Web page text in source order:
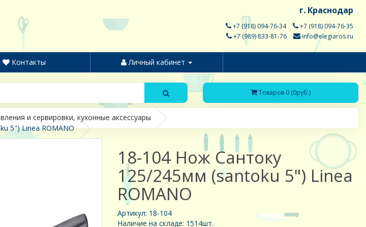
г. Краснодар
+7 (918) 094-76-34
+7 (918) 094-76-35
+7 (989) 833-81-76
info@elegiaros.ru
Контакты Личный кабинет
Товаров 0 (0руб.)
и сервировки, кухонные аксессуары
5") Linea ROMANO
18-104 Нож Сантоку
125/245мм (santoku 5") Linea
ROMANO
Артикул: 18-104
Наличие на складе: 1514шт.